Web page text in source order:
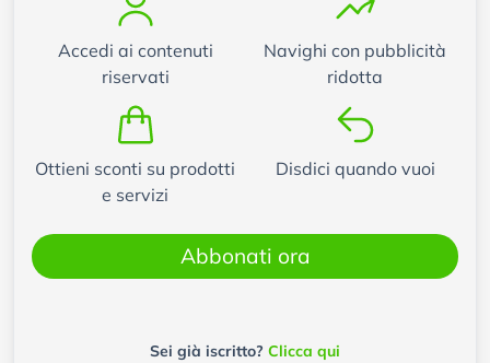
Accedi ai contenuti
riservati
Navighi con pubblicità
ridotta
Ottieni sconti su prodotti
e servizi
Disdici quando vuoi
Abbonati ora
Sei già iscritto? Clicca qui